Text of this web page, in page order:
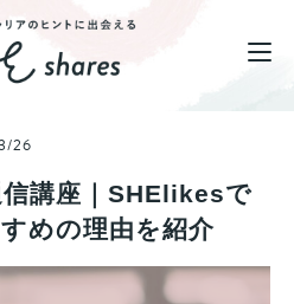
26
講座｜SHElikesで
めの理由を紹介